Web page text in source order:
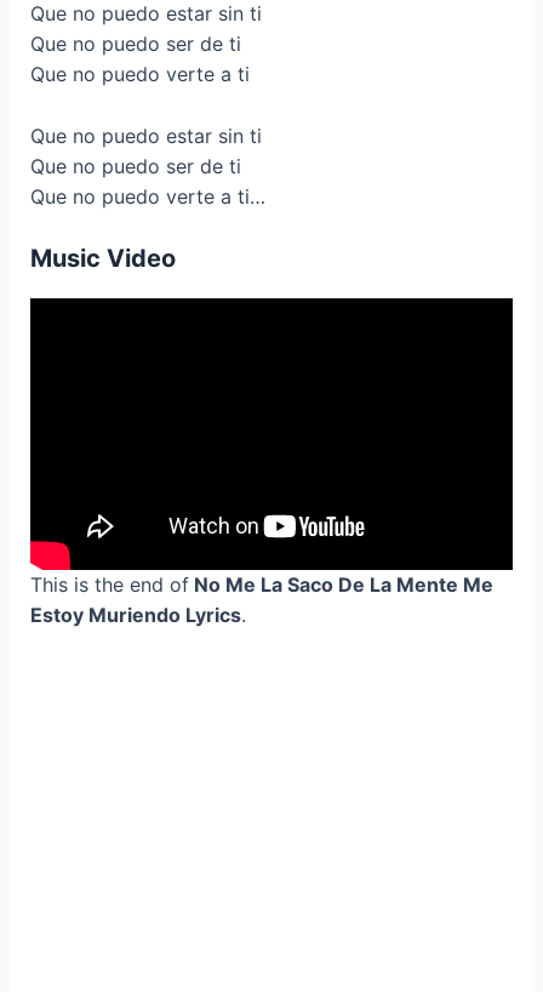
Que no puedo estar sin ti
Que no puedo ser de ti
Que no puedo verte a ti
Que no puedo estar sin ti
Que no puedo ser de ti
Que no puedo verte a ti…
Music Video
This is the end ofNo Me La Saco De La Mente Me
Estoy Muriendo Lyrics.